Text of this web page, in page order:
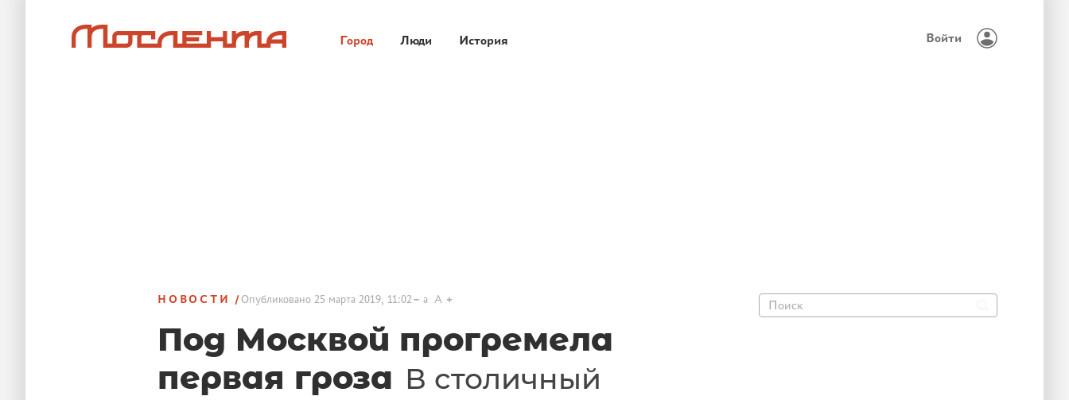
Город Люди История Войти
НОВОСТИ Опубликовано 25 марта 2019, 11:02 a A
Под Москвой прогремела
первая гроза В столичный